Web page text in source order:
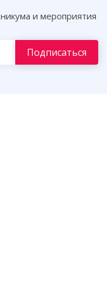
и мероприятия